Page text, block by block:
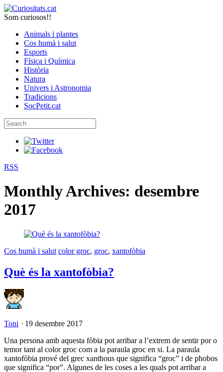
Som curiosos!!
Animals i plantes
Cos humà i salut
Esports
Física i Química
Història
Natura
Univers i Astronomia
Tradicions
SocPetit.cat
RSS
Monthly Archives: desembre
2017
Cos humà i salut color groc, groc, xantofòbia
Què és la xantofòbia?
Toni ⋅ 19 desembre 2017
Una persona amb aquesta fòbia pot arribar a l’extrem de sentir por o
temor tant al color groc com a la paraula groc en si. La paraula
xantofòbia prové del grec xanthous que significa “groc” i de phobos
que significa “por”. Algunes de les coses a les quals pot arribar a